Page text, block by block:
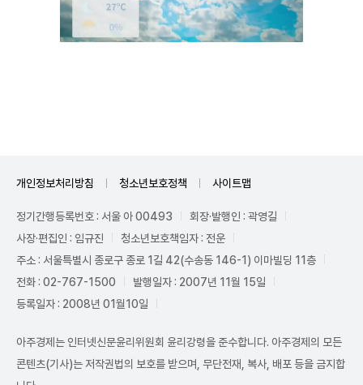
개인정보처리방침 청소년보호정책 사이트맵
정기간행등록번호 : 서울 아 00493
회장·발행인 : 곽영길
사장·편집인 : 임규진
청소년보호책임자 : 전운
주소 : 서울특별시 종로구 종로 1길 42(수송동 146-1) 이마빌딩 11층
전화 : 02-767-1500
발행일자 : 2007년 11월 15일
등록일자 : 2008년 01월10일
아주경제는 인터넷신문윤리위원회 윤리강령을 준수합니다. 아주경제의 모든
콘텐츠(기사)는 저작권법의 보호를 받으며, 무단전재, 복사, 배포 등을 금지합